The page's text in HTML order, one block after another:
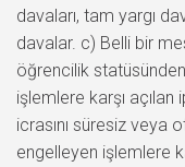
davaları, tam yargı
davalar. c) Belli bir
öğrencilik
işlemlere karşı
icrasını süresiz veya
engelleyen işlemlere